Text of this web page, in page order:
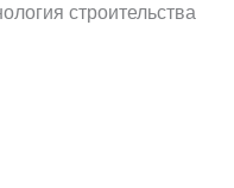
строительства